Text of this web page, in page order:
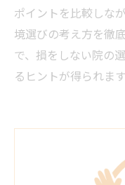
ポイントを比較しな
境選びの考え方を徹
で、損をしない院の
るヒントが得られます